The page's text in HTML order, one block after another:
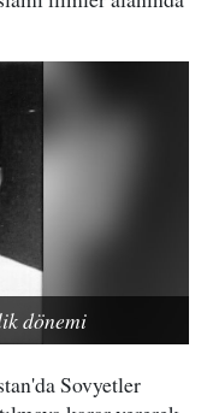
dönemi
Sovyetler